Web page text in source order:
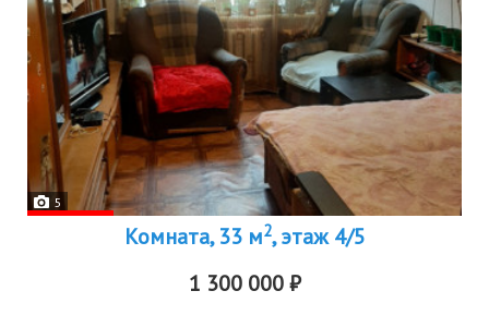
5
Комната, 33 м2, этаж 4/5
1 300 000 ₽